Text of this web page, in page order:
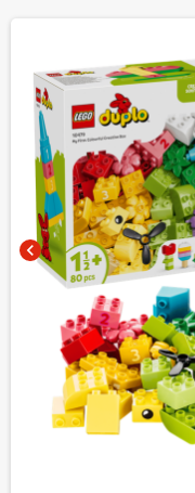
chevron_left